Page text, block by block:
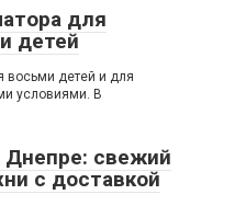
для
детей
восьми детей и для
условиями. В
Днепре: свежий
с доставкой